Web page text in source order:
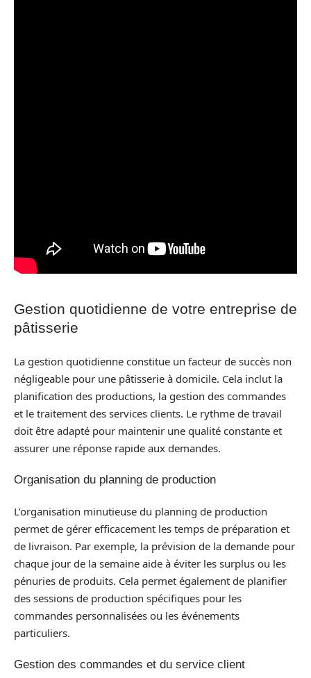
Gestion quotidienne de votre entreprise de
pâtisserie
La gestion quotidienne constitue un facteur de succès non
négligeable pour une pâtisserie à domicile. Cela inclut la
planification des productions, la gestion des commandes
et le traitement des services clients. Le rythme de travail
doit être adapté pour maintenir une qualité constante et
assurer une réponse rapide aux demandes.
Organisation du planning de production
L’organisation minutieuse du planning de production
permet de gérer efficacement les temps de préparation et
de livraison. Par exemple, la prévision de la demande pour
chaque jour de la semaine aide à éviter les surplus ou les
pénuries de produits. Cela permet également de planifier
des sessions de production spécifiques pour les
commandes personnalisées ou les événements
particuliers.
Gestion des commandes et du service client